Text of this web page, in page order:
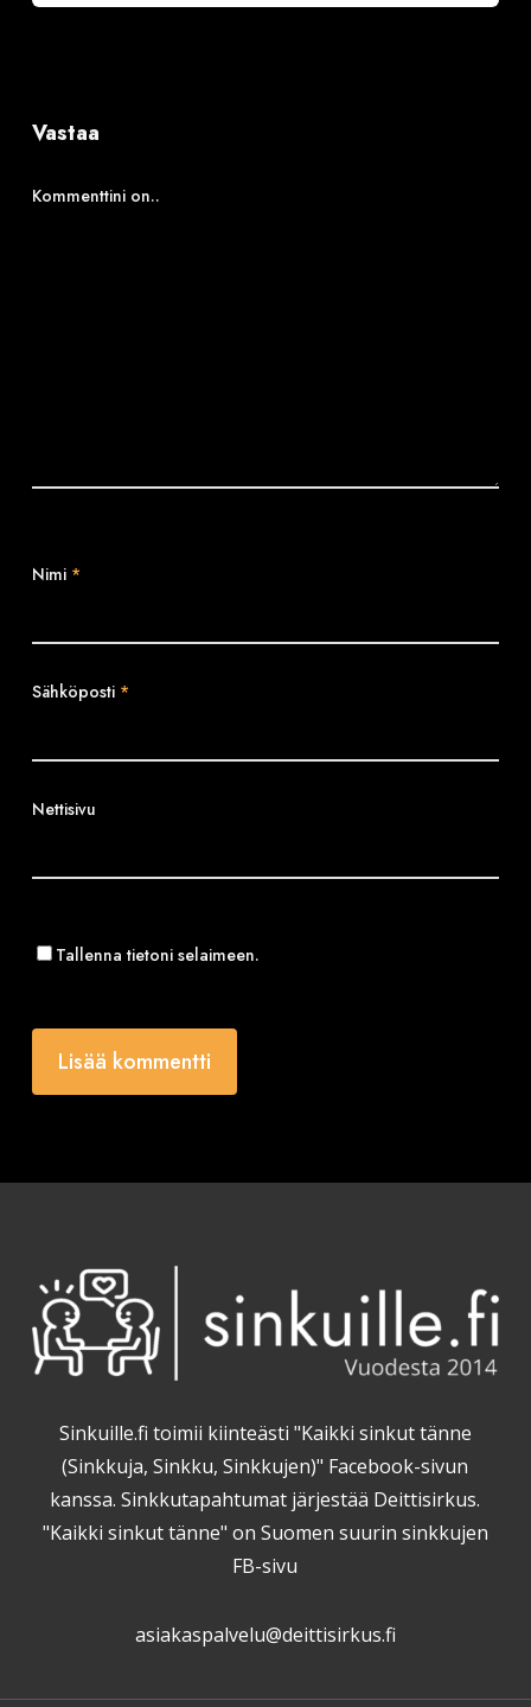
Vastaa
Kommenttini on..
Nimi *
Sähköposti *
Nettisivu
Tallenna tietoni selaimeen.
Sinkuille.fi toimii kiinteästi "Kaikki sinkut tänne
(Sinkkuja, Sinkku, Sinkkujen)" Facebook-sivun
kanssa. Sinkkutapahtumat järjestää Deittisirkus.
"Kaikki sinkut tänne" on Suomen suurin sinkkujen
FB-sivu
asiakaspalvelu@deittisirkus.fi